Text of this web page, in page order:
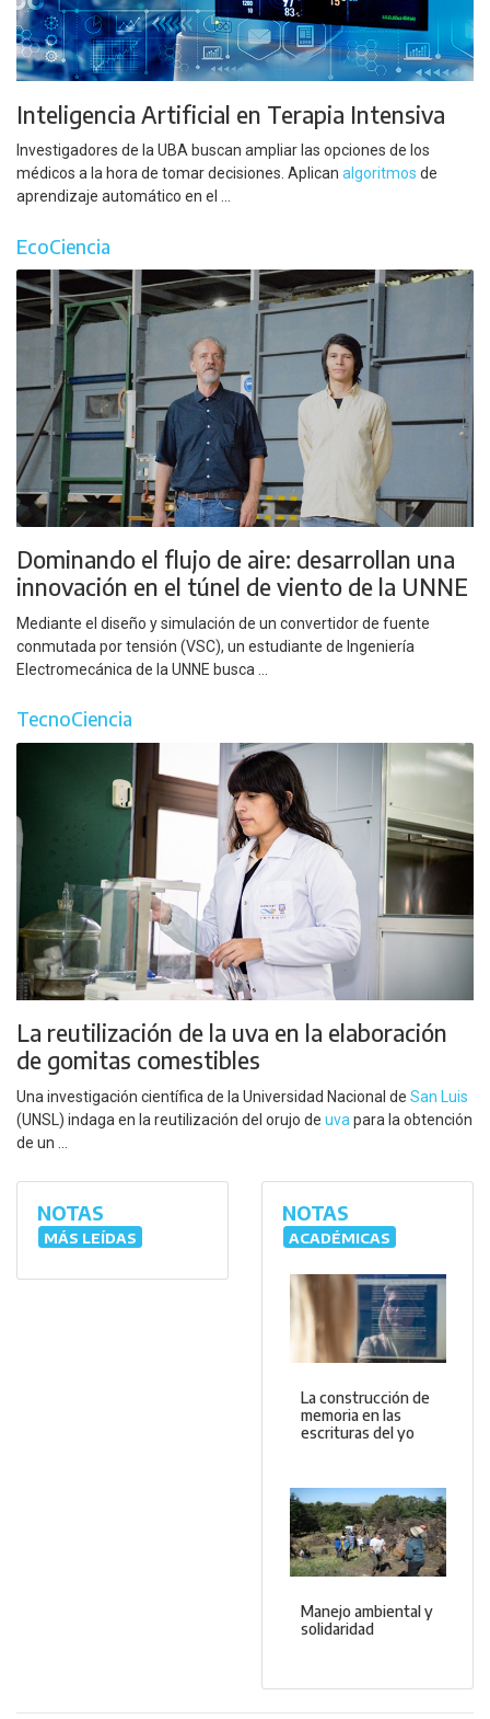
Inteligencia Artificial en Terapia Intensiva
Investigadores de la UBA buscan ampliar las opciones de los
médicos a la hora de tomar decisiones. Aplican algoritmos de
aprendizaje automático en el ...
EcoCiencia
Dominando el flujo de aire: desarrollan una
innovación en el túnel de viento de la UNNE
Mediante el diseño y simulación de un convertidor de fuente
conmutada por tensión (VSC), un estudiante de Ingeniería
Electromecánica de la UNNE busca ...
TecnoCiencia
La reutilización de la uva en la elaboración
de gomitas comestibles
Una investigación científica de la Universidad Nacional de San Luis
(UNSL) indaga en la reutilización del orujo de uva para la obtención
de un ...
NOTAS
MÁS LEÍDAS
NOTAS
ACADÉMICAS
La construcción de
memoria en las
escrituras del yo
Manejo ambiental y
solidaridad